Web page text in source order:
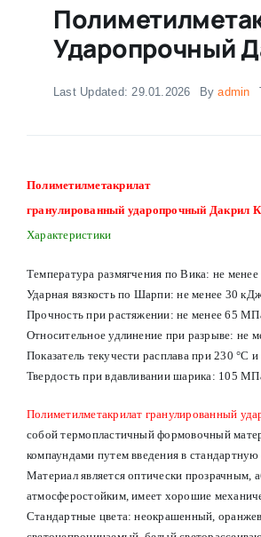
Ударопрочный
Last Updated: 29.01.2026 Byadmin
Полиметилметакрилат
гранулированный ударопрочный Дакрил
Характеристики
Температура размягчения по Вика: не менее
Ударная вязкость по Шарпи: не менее 30
Прочность при растяжении: не менее 65
Относительное удлинение при разрыве: не
Показатель текучести расплава при 230 °С
Твердость при вдавливании шарика: 105
Полиметилметакрилат гранулированный
собой термопластичный формовочный
компаундами путем введения в стандартную
Материал является оптически прозрачным,
атмосферостойким, имеет хорошие
Стандартные цвета: неокрашенный,